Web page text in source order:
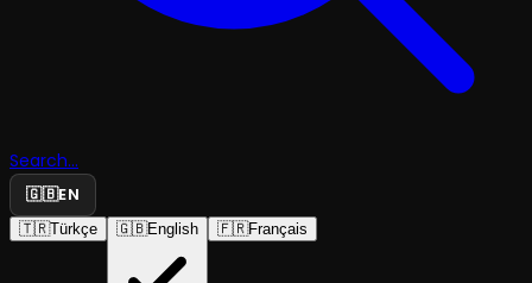
Search...
🇬🇧EN
🇹🇷Türkçe 🇬🇧English 🇫🇷Français